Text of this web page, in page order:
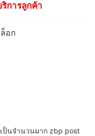
การลูกค้า
อก
ป็นจํานวนมาก zbp post